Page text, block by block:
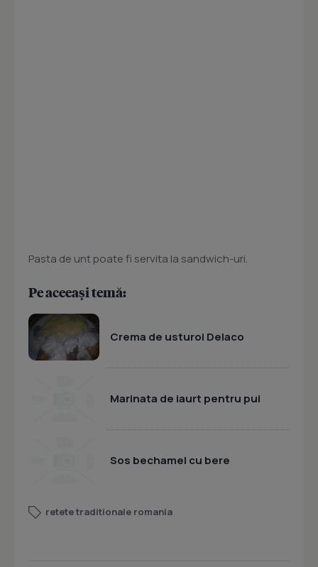
Pasta de unt poate fi servita la sandwich-uri.
Pe aceeași temă:
Crema de usturoi Delaco
Marinata de iaurt pentru pui
Sos bechamel cu bere
retete traditionale romania